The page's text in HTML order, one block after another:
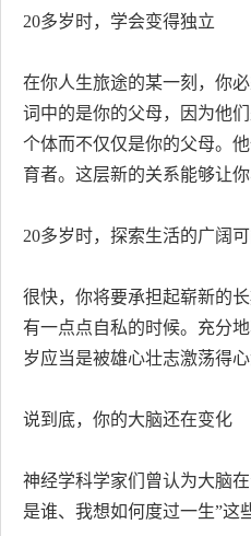
20多岁时，学会变得独立
在你人生旅途的某一刻，你
词中的是你的父母，因为他
个体而不仅仅是你的父母。
育者。这层新的关系能够让
20多岁时，探索生活的广阔
很快，你将要承担起崭新的
有一点点自私的时候。充分
岁应当是被雄心壮志激荡得
说到底，你的大脑还在变化
神经学科学家们曾认为大脑
是谁、我想如何度过一生”